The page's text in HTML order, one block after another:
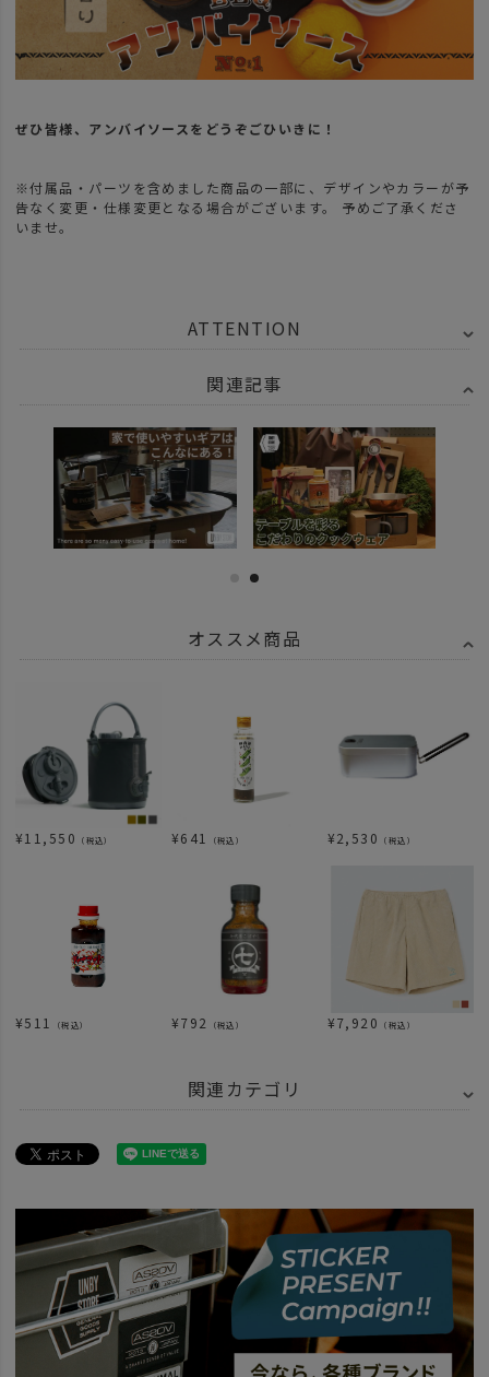
ぜひ皆様、アンバイソースをどうぞごひいきに！
※付属品・パーツを含めました商品の一部に、デザインやカラーが予
告なく変更・仕様変更となる場合がございます。 予めご了承くださ
いませ。
ATTENTION
関連記事
オススメ商品
¥11,550 （税込） ¥641 （税込） ¥2,530 （税込）
¥511 （税込） ¥792 （税込） ¥7,920 （税込）
関連カテゴリ
news アンバイソースレシピ秋の味噌チーズなす。
BRAND UNBY SELECT ETC. - その他
ITEM キッチン・インテリア・収納 調味料 ソース
ITEM キッチン・インテリア・収納 キッチンツール
ITEM アウトドア・キャンプ用品 食品・調味料